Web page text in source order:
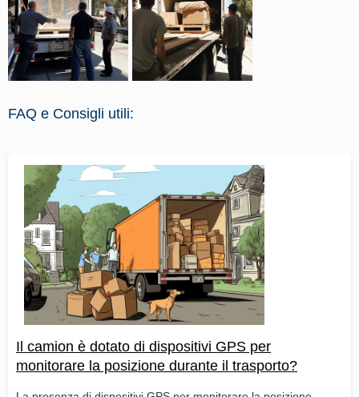
FAQ e Consigli utili:
Il camion è dotato di dispositivi GPS per
monitorare la posizione durante il trasporto?